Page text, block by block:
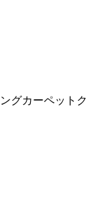
グカーペットク